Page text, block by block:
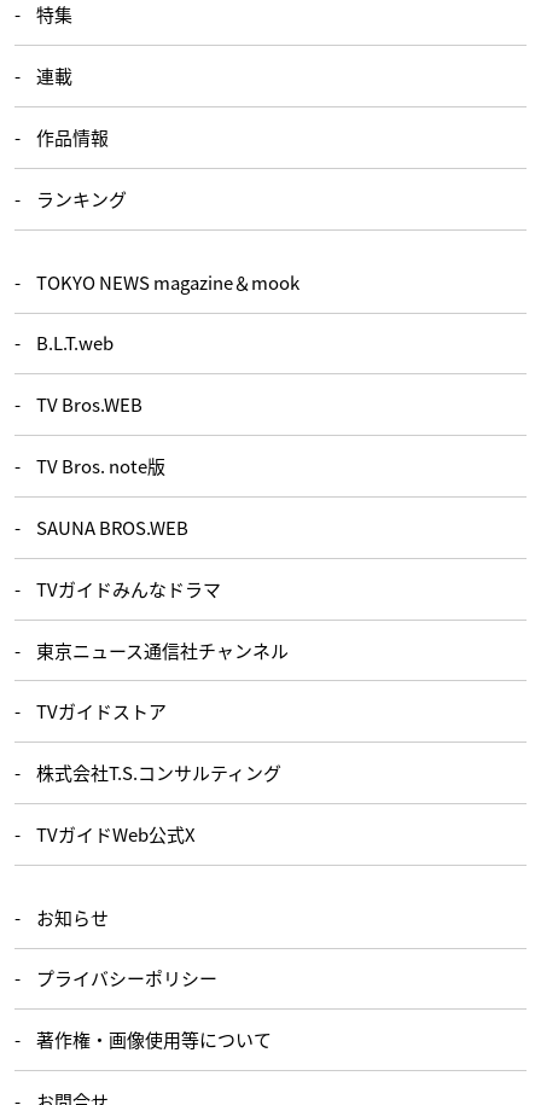
特集
連載
作品情報
ランキング
TOKYO NEWS magazine＆mook
B.L.T.web
TV Bros.WEB
TV Bros. note版
SAUNA BROS.WEB
TVガイドみんなドラマ
東京ニュース通信社チャンネル
TVガイドストア
株式会社T.S.コンサルティング
TVガイドWeb公式X
お知らせ
プライバシーポリシー
著作権・画像使用等について